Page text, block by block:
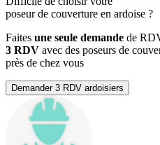
poseur de couverture en ardoise ?
Faites une seule demande de
3 RDV avec des poseurs de
près de chez vous
Demander 3 RDV ardoisiers